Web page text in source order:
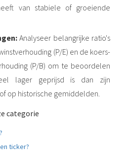
van stabiele of groeiende
Analyseer belangrijke ratio's
(P/E) en de koers-
(P/B) om te beoordelen
lager geprijsd is dan zijn
op historische gemiddelden.
categorie
ticker?